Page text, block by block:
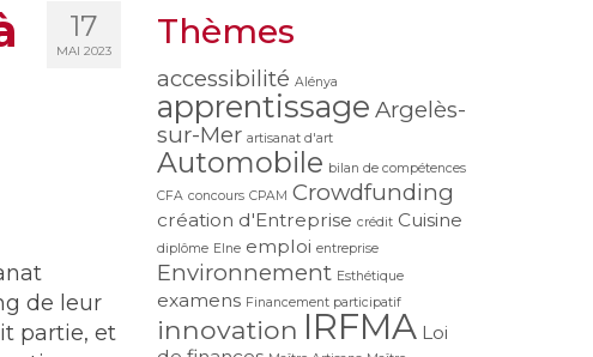
17
MAI 2023
de leur
partie, et
Thèmes
accessibilité Alénya
apprentissage Argelès-
sur-Mer artisanat d'art
Automobile bilan de compétences
CFA concours CPAM Crowdfunding
création d'Entreprise crédit Cuisine
diplôme Elne emploi entreprise
Environnement Esthétique
examens Financement participatif
innovation IRFMA Loi